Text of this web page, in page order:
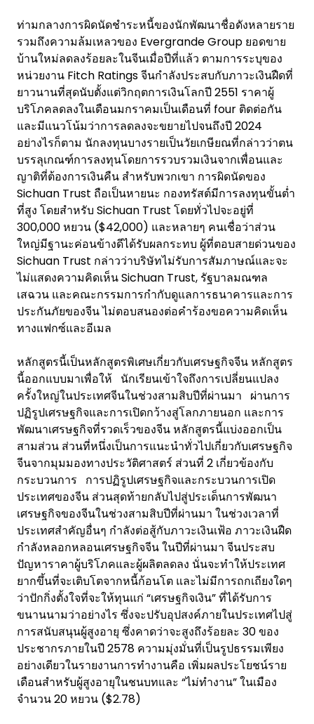
ท่ามกลางการผิดนัดชำระหนี้ของนักพัฒนาชื่อดังหลายราย
รวมถึงความล้มเหลวของ Evergrande Group ยอดขาย
บ้านใหม่ลดลงร้อยละในจีนเมื่อปีที่แล้ว ตามการระบุของ
หน่วยงาน Fitch Ratings จีนกำลังประสบกับภาวะเงินฝืดที่
ยาวนานที่สุดนับตั้งแต่วิกฤตการเงินโลกปี 2551 ราคาผู้
บริโภคลดลงในเดือนมกราคมเป็นเดือนที่ four ติดต่อกัน
และมีแนวโน้มว่าการลดลงจะขยายไปจนถึงปี 2024
อย่างไรก็ตาม นักลงทุนบางรายเป็นวัยเกษียณที่กล่าวว่าตน
บรรลุเกณฑ์การลงทุนโดยการรวบรวมเงินจากเพื่อนและ
ญาติที่ต้องการเงินคืน สำหรับพวกเขา การผิดนัดของ
Sichuan Trust ถือเป็นหายนะ กองทรัสต์มีการลงทุนขั้นต่ำ
ที่สูง โดยสำหรับ Sichuan Trust โดยทั่วไปจะอยู่ที่
300,000 หยวน ($42,000) และหลายๆ คนเชื่อว่าส่วน
ใหญ่มีฐานะค่อนข้างดีได้รับผลกระทบ ผู้ที่ตอบสายด่วนของ
Sichuan Trust กล่าวว่าบริษัทไม่รับการสัมภาษณ์และจะ
ไม่แสดงความคิดเห็น Sichuan Trust, รัฐบาลมณฑล
เสฉวน และคณะกรรมการกำกับดูแลการธนาคารและการ
ประกันภัยของจีน ไม่ตอบสนองต่อคำร้องขอความคิดเห็น
ทางแฟกซ์และอีเมล
หลักสูตรนี้เป็นหลักสูตรพิเศษเกี่ยวกับเศรษฐกิจจีน หลักสูตร
นี้ออกแบบมาเพื่อให้ นักเรียนเข้าใจถึงการเปลี่ยนแปลง
ครั้งใหญ่ในประเทศจีนในช่วงสามสิบปีที่ผ่านมา ผ่านการ
ปฏิรูปเศรษฐกิจและการเปิดกว้างสู่โลกภายนอก และการ
พัฒนาเศรษฐกิจที่รวดเร็วของจีน หลักสูตรนี้แบ่งออกเป็น
สามส่วน ส่วนที่หนึ่งเป็นการแนะนำทั่วไปเกี่ยวกับเศรษฐกิจ
จีนจากมุมมองทางประวัติศาสตร์ ส่วนที่ 2 เกี่ยวข้องกับ
กระบวนการ การปฏิรูปเศรษฐกิจและกระบวนการเปิด
ประเทศของจีน ส่วนสุดท้ายกลับไปสู่ประเด็นการพัฒนา
เศรษฐกิจของจีนในช่วงสามสิบปีที่ผ่านมา ในช่วงเวลาที่
ประเทศสำคัญอื่นๆ กำลังต่อสู้กับภาวะเงินเฟ้อ ภาวะเงินฝืด
กำลังหลอกหลอนเศรษฐกิจจีน ในปีที่ผ่านมา จีนประสบ
ปัญหาราคาผู้บริโภคและผู้ผลิตลดลง นั่นจะทำให้ประเทศ
ยากขึ้นที่จะเติบโตจากหนี้ก้อนโต และไม่มีการถกเถียงใดๆ
ว่าปักกิ่งตั้งใจที่จะให้ทุนแก่ “เศรษฐกิจเงิน” ที่ได้รับการ
ขนานนามว่าอย่างไร ซึ่งจะปรับอุปสงค์ภายในประเทศไปสู่
การสนับสนุนผู้สูงอายุ ซึ่งคาดว่าจะสูงถึงร้อยละ 30 ของ
ประชากรภายในปี 2578 ความมุ่งมั่นที่เป็นรูปธรรมเพียง
อย่างเดียวในรายงานการทำงานคือ เพิ่มผลประโยชน์ราย
เดือนสำหรับผู้สูงอายุในชนบทและ “ไม่ทำงาน” ในเมือง
จำนวน 20 หยวน ($2.78)